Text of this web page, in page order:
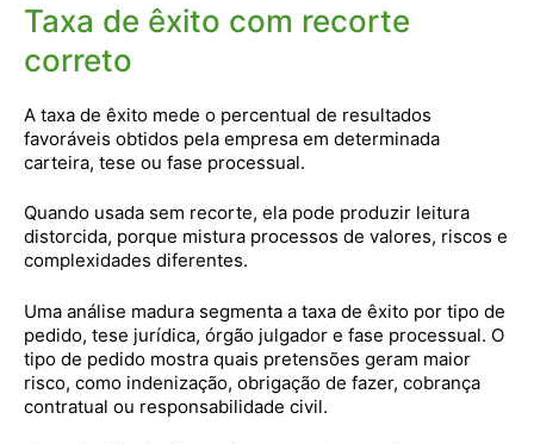
Taxa de êxito com recorte
correto
A taxa de êxito mede o percentual de resultados
favoráveis obtidos pela empresa em determinada
carteira, tese ou fase processual.
Quando usada sem recorte, ela pode produzir leitura
distorcida, porque mistura processos de valores, riscos e
complexidades diferentes.
Uma análise madura segmenta a taxa de êxito por tipo de
pedido, tese jurídica, órgão julgador e fase processual. O
tipo de pedido mostra quais pretensões geram maior
risco, como indenização, obrigação de fazer, cobrança
contratual ou responsabilidade civil.